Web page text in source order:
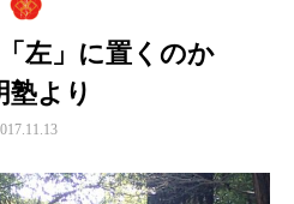
「左」に置くのか
塾より